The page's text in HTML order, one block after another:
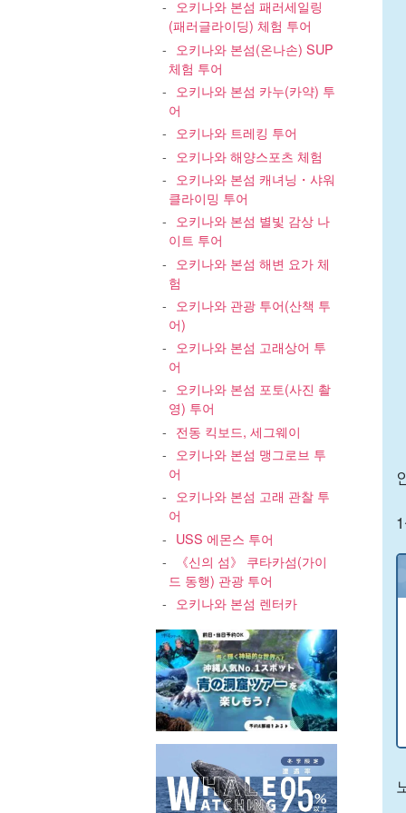
오키나와 본섬 패러세일링
(패러글라이딩) 체험 투어
오키나와 본섬(온나손) SUP
체험 투어
오키나와 본섬 카누(카약) 투
어
오키나와 트레킹 투어
오키나와 해양스포츠 체험
오키나와 본섬 캐녀닝・샤워
클라이밍 투어
오키나와 본섬 별빛 감상 나
이트 투어
오키나와 본섬 해변 요가 체
험
오키나와 관광 투어(산책 투
어)
오키나와 본섬 고래상어 투
어
오키나와 본섬 포토(사진 촬
영) 투어
전동 킥보드, 세그웨이
오키나와 본섬 맹그로브 투
어
오키나와 본섬 고래 관찰 투
어
USS 에몬스 투어
《신의 섬》 쿠타카섬(가이
드 동행) 관광 투어
오키나와 본섬 렌터카